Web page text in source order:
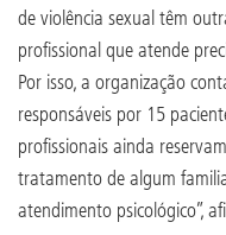
de violência sexual têm
profissional que atende
Por isso, a organização
responsáveis por 15
profissionais ainda
tratamento de algum
atendimento psicológico”,